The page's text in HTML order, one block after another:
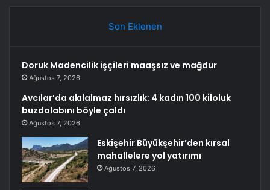
Son Eklenen
Doruk Madencilik işçileri maaşsız ve mağdur
Ağustos 7, 2026
Avcılar’da akılalmaz hırsızlık: 4 kadın 100 kiloluk
buzdolabını böyle çaldı
Ağustos 7, 2026
Eskişehir Büyükşehir’den kırsal
mahallelere yol yatırımı
Ağustos 7, 2026